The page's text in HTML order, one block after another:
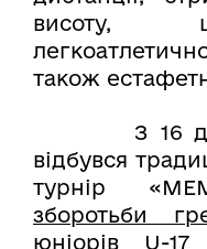
висоту,
також
З 16
відбувся
турнір
зборотьби
юніорів U-